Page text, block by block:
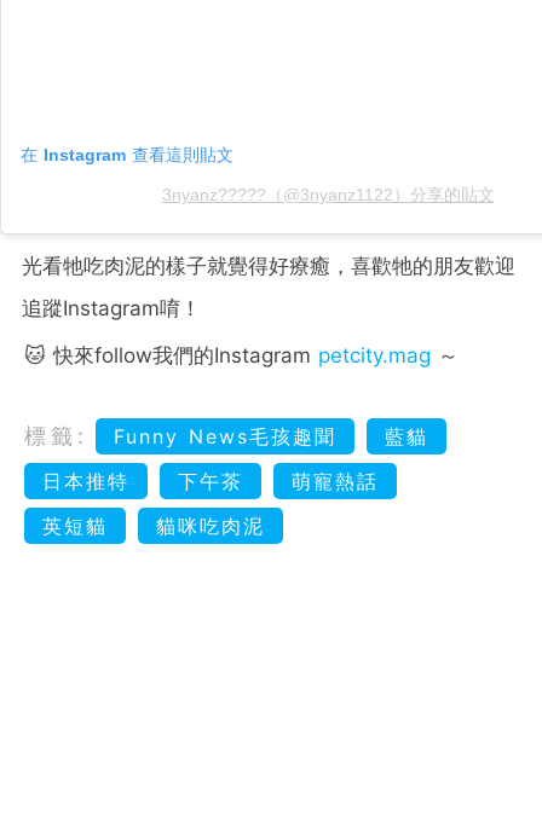
在 Instagram 查看這則貼文
3nyanz?????（@3nyanz1122）分享的貼文
光看牠吃肉泥的樣子就覺得好療癒，喜歡牠的朋友歡迎
追蹤Instagram唷！
🐱 快來follow我們的Instagram petcity.mag ～
標籤: Funny News毛孩趣聞
藍貓
日本推特
下午茶
萌寵熱話
英短貓
貓咪吃肉泥